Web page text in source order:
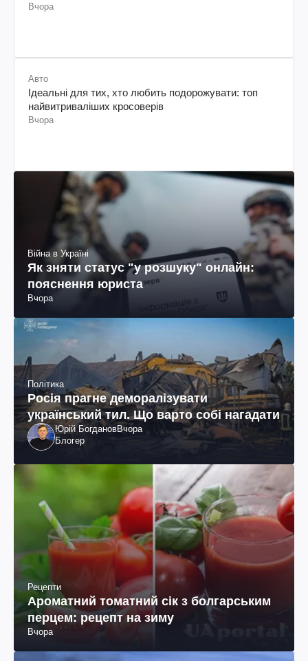
Вчора
Авто
Ідеальні для тих, хто любить подорожувати: топ
найвитриваліших кросоверів
Вчора
Війна в Україні
Як зняти статус "у розшуку" онлайн:
пояснення юриста
Вчора
Політика
Росія прагне деморалізувати
український тил. Що варто собі нагадати
Юрій БогдановВчора
Блогер
Рецепти
Ароматний томатний сік з болгарським
перцем: рецепт на зиму
Вчора